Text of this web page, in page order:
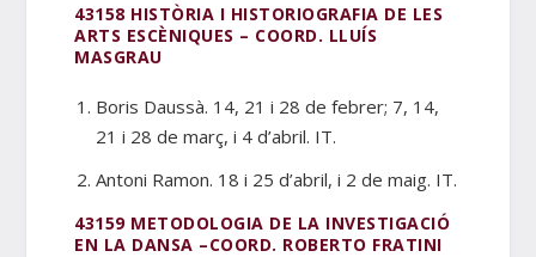
43158 HISTÒRIA I HISTORIOGRAFIA DE LES
ARTS ESCÈNIQUES – COORD. LLUÍS
MASGRAU
Boris Daussà. 14, 21 i 28 de febrer; 7, 14,
21 i 28 de març, i 4 d’abril. IT.
Antoni Ramon. 18 i 25 d’abril, i 2 de maig. IT.
43159 METODOLOGIA DE LA INVESTIGACIÓ
EN LA DANSA –COORD. ROBERTO FRATINI